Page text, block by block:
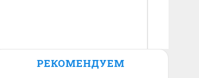
Екатерина Торопова
РЕКОМЕНДУЕМ